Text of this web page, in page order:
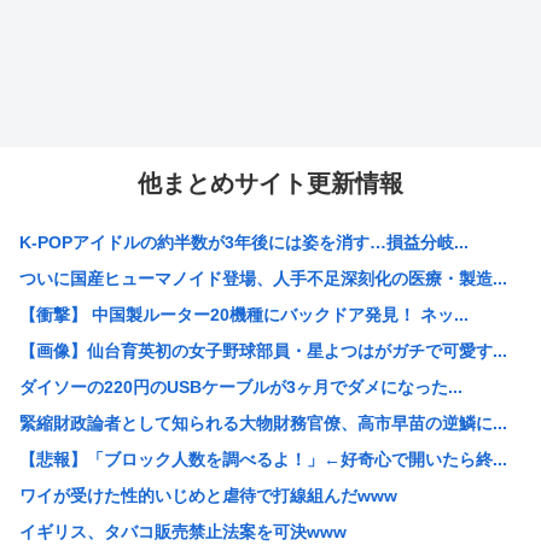
他まとめサイト更新情報
K-POPアイドルの約半数が3年後には姿を消す…損益分岐...
ついに国産ヒューマノイド登場、人手不足深刻化の医療・製造...
【衝撃】 中国製ルーター20機種にバックドア発見！ ネッ...
【画像】仙台育英初の女子野球部員・星よつはがガチで可愛す...
ダイソーの220円のUSBケーブルが3ヶ月でダメになった...
緊縮財政論者として知られる大物財務官僚、高市早苗の逆鱗に...
【悲報】「ブロック人数を調べるよ！」←好奇心で開いたら終...
ワイが受けた性的いじめと虐待で打線組んだwww
イギリス、タバコ販売禁止法案を可決www